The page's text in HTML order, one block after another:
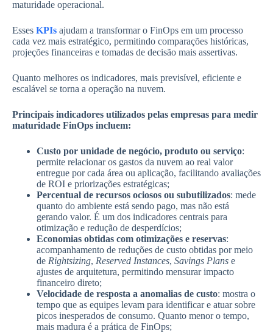
maturidade operacional.
Esses KPIs ajudam a transformar o FinOps em um processo
cada vez mais estratégico, permitindo comparações históricas,
projeções financeiras e tomadas de decisão mais assertivas.
Quanto melhores os indicadores, mais previsível, eficiente e
escalável se torna a operação na nuvem.
Principais indicadores utilizados pelas empresas para medir
maturidade FinOps incluem:
Custo por unidade de negócio, produto ou serviço:
permite relacionar os gastos da nuvem ao real valor
entregue por cada área ou aplicação, facilitando avaliações
de ROI e priorizações estratégicas;
Percentual de recursos ociosos ou subutilizados: mede
quanto do ambiente está sendo pago, mas não está
gerando valor. É um dos indicadores centrais para
otimização e redução de desperdícios;
Economias obtidas com otimizações e reservas:
acompanhamento de reduções de custo obtidas por meio
de Rightsizing, Reserved Instances, Savings Plans e
ajustes de arquitetura, permitindo mensurar impacto
financeiro direto;
Velocidade de resposta a anomalias de custo: mostra o
tempo que as equipes levam para identificar e atuar sobre
picos inesperados de consumo. Quanto menor o tempo,
mais madura é a prática de FinOps;